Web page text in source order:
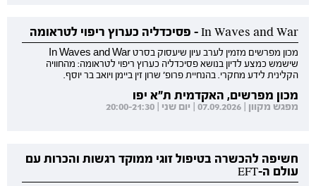
In Waves and War - פסיכדליה כערוץ ריפוי לטראומה
מכון מפרשים מזמין לערב עיון שיעסוק בסרט In Waves and War
שישמש כמצע לדיון בנושא פסיכדליה כערוץ ריפוי לטראומה: מהחוויה
הקלינית לידע מחקרי. בהנחיית פרופ' שרון זין ביימן ויואב בר יוסף.
מכון מפרשים, האקדמית ת"א יפו
מפגש מקוון | 07.09.2026 | יום שני | 20:00-21:30
חשיפה להכשרה בטיפול זוגי ממוקד רגשות והכרות עם
עולם ה-EFT